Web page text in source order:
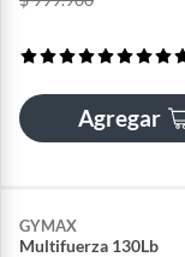
Agregar
GYMAX
Multifuerza 130Lb